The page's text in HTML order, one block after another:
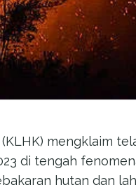
mengklaim
di tengah
hutan dan